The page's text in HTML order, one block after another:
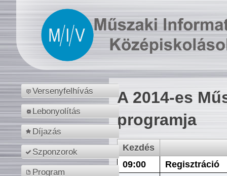
Versenyfelhívás
Lebonyolítás
Díjazás
Szponzorok
Program
A 2014-es
programja
Kezdés
09:00
Regisztráció